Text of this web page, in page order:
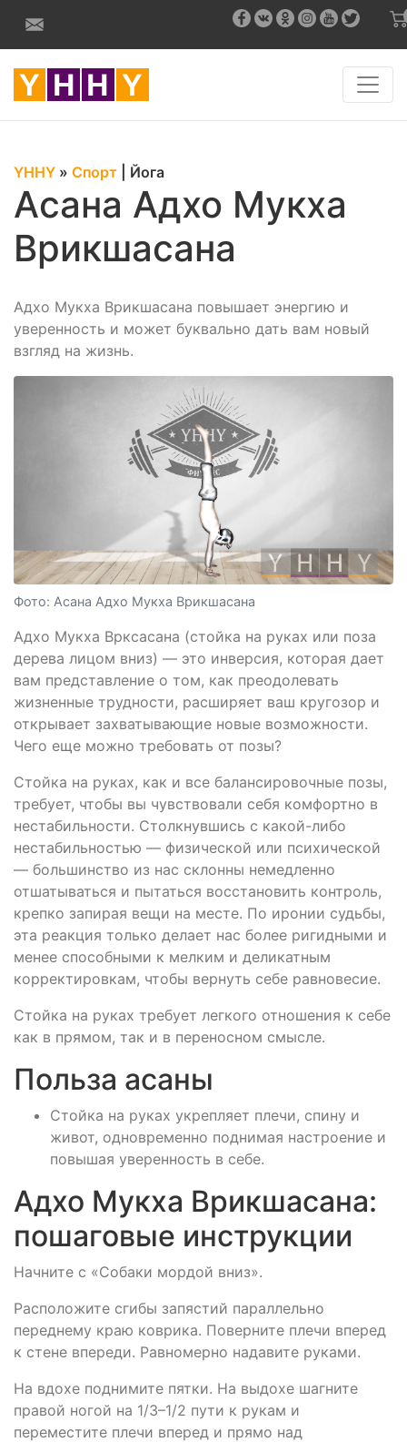
YHHY » Спорт Йога
Асана Адхо Мукха
Врикшасана
Адхо Мукха Врикшасана повышает энергию и
уверенность и может буквально дать вам новый
взгляд на жизнь.
Фото: Асана Адхо Мукха Врикшасана
Адхо Мукха Врксасана (стойка на руках или поза
дерева лицом вниз) — это инверсия, которая дает
вам представление о том, как преодолевать
жизненные трудности, расширяет ваш кругозор и
открывает захватывающие новые возможности.
Чего еще можно требовать от позы?
Стойка на руках, как и все балансировочные позы,
требует, чтобы вы чувствовали себя комфортно в
нестабильности. Столкнувшись с какой-либо
нестабильностью — физической или психической
— большинство из нас склонны немедленно
отшатываться и пытаться восстановить контроль,
крепко запирая вещи на месте. По иронии судьбы,
эта реакция только делает нас более ригидными и
менее способными к мелким и деликатным
корректировкам, чтобы вернуть себе равновесие.
Стойка на руках требует легкого отношения к себе
как в прямом, так и в переносном смысле.
Польза асаны
Стойка на руках укрепляет плечи, спину и
живот, одновременно поднимая настроение и
повышая уверенность в себе.
Адхо Мукха Врикшасана:
пошаговые инструкции
Начните с «Собаки мордой вниз».
Расположите сгибы запястий параллельно
переднему краю коврика. Поверните плечи вперед
к стене впереди. Равномерно надавите руками.
На вдохе поднимите пятки. На выдохе шагните
правой ногой на 1/3–1/2 пути к рукам и
переместите плечи вперед и прямо над